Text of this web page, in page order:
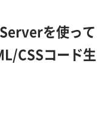
を使って
CSSコード生